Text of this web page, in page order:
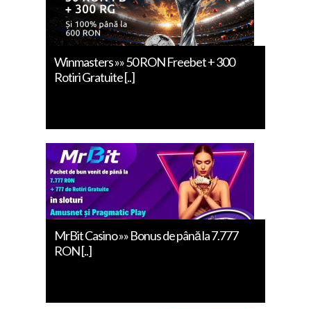
Winmasters »» 50 RON Freebet + 300
Rotiri Gratuite [..]
MrBit Casino »» Bonus de până la 7.777
RON [..]